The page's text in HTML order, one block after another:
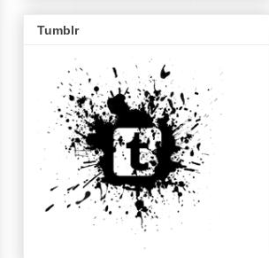
Tumblr